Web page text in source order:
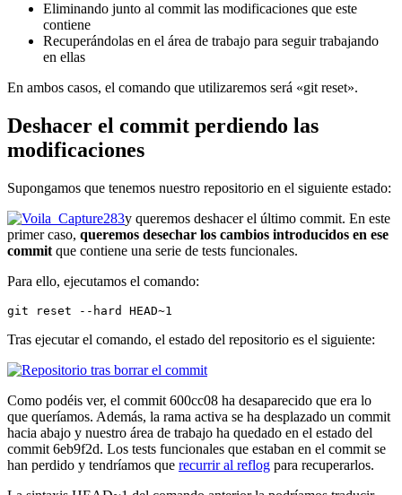
Eliminando junto al commit las modificaciones que este
contiene
Recuperándolas en el área de trabajo para seguir trabajando
en ellas
En ambos casos, el comando que utilizaremos será «git reset».
Deshacer el commit perdiendo las
modificaciones
Supongamos que tenemos nuestro repositorio en el siguiente estado:
y queremos deshacer el último commit. En este
primer caso, queremos desechar los cambios introducidos en ese
commit que contiene una serie de tests funcionales.
Para ello, ejecutamos el comando:
git reset --hard HEAD~1
Tras ejecutar el comando, el estado del repositorio es el siguiente:
Como podéis ver, el commit 600cc08 ha desaparecido que era lo
que queríamos. Además, la rama activa se ha desplazado un commit
hacia abajo y nuestro área de trabajo ha quedado en el estado del
commit 6eb9f2d. Los tests funcionales que estaban en el commit se
han perdido y tendríamos que recurrir al reflog para recuperarlos.